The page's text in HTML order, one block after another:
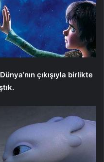
çıkışıyla birlikte